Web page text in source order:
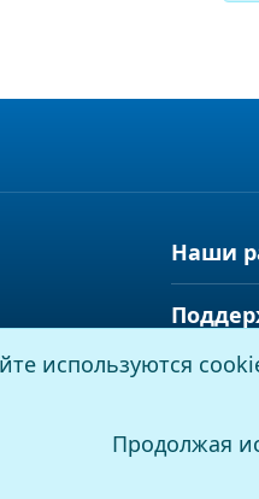
Наши
используются
Продолжая